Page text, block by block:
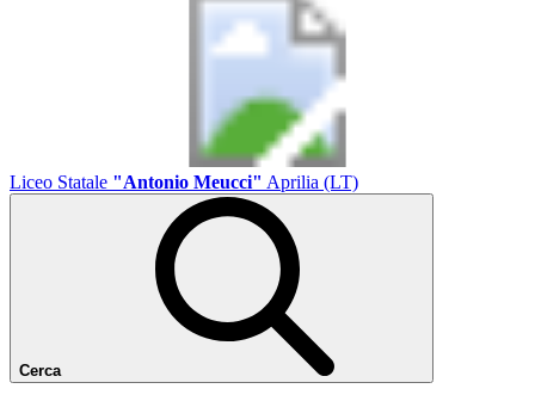
Liceo Statale "Antonio Meucci" Aprilia (LT)
Cerca